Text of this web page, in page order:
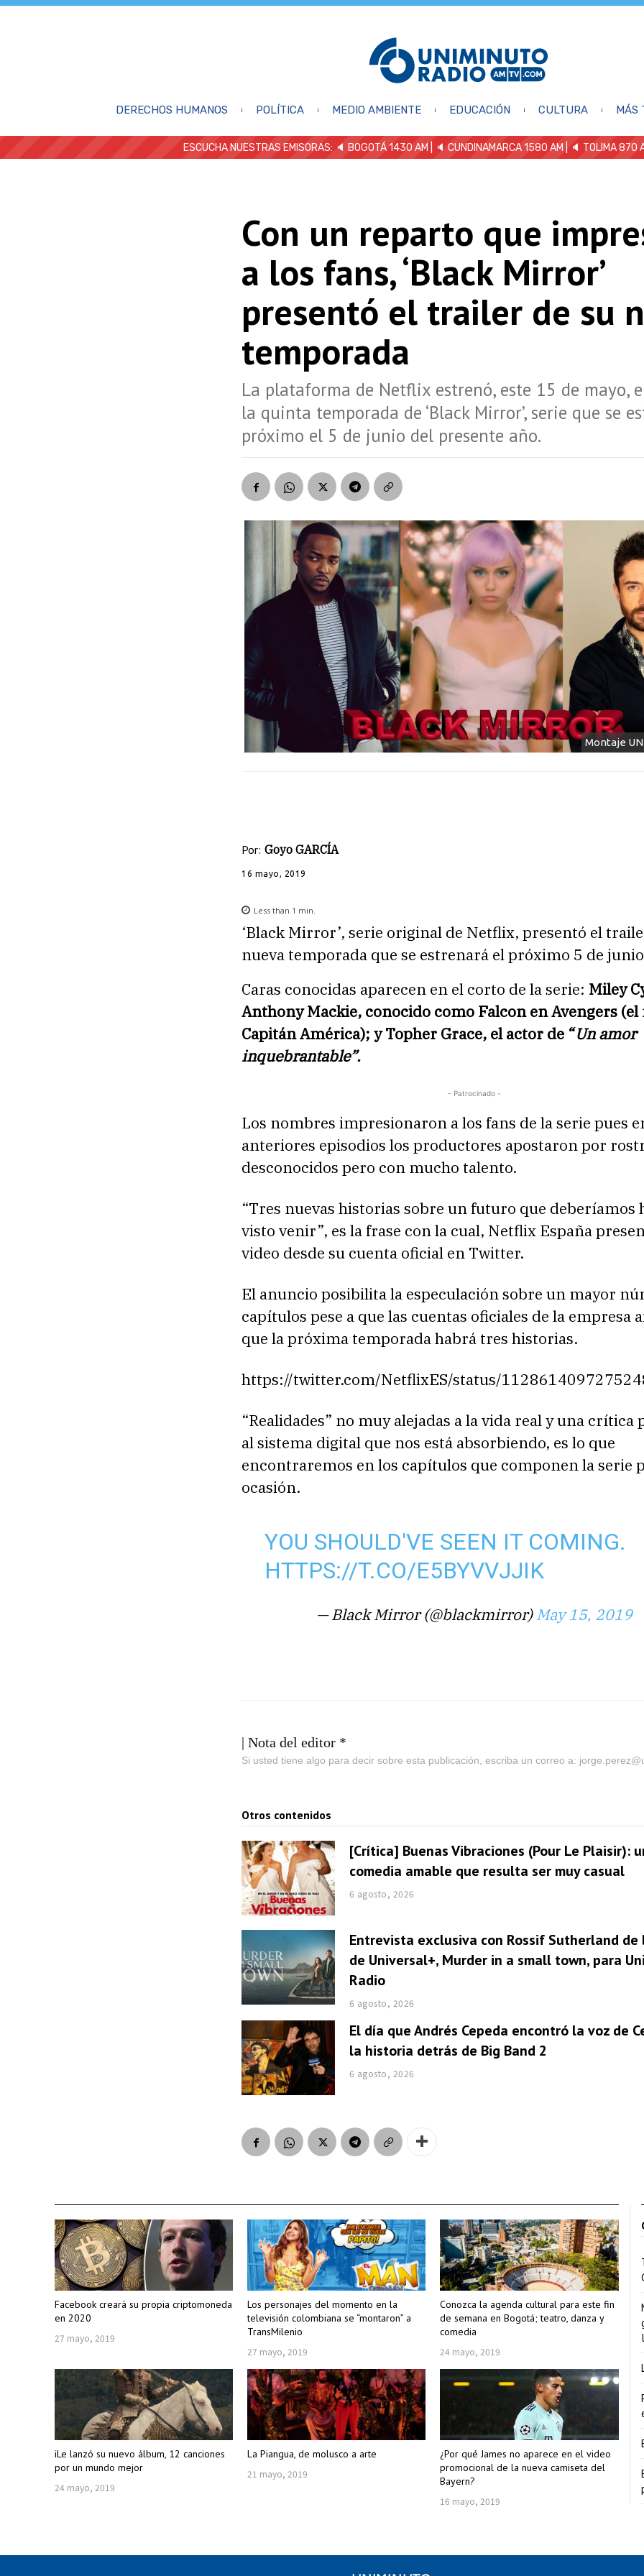
DERECHOS HUMANOS POLÍTICA MEDIO AMBIENTE EDUCACIÓN CULTURA MÁS
ESCUCHA NUESTRAS EMISORAS: 🔈 BOGOTÁ 1430 AM | 🔈 CUNDINAMARCA 1580 AM | 🔈 TOLIMA 870
Con un reparto que
a los fans, ‘Black Mirror’
presentó el trailer de su
temporada
La plataforma de Netflix estrenó, este 15 de mayo,
la quinta temporada de ‘Black Mirror’, serie que se
próximo el 5 de junio del presente año.
Montaje
Por: Goyo GARCÍA
16 mayo, 2019
Less than 1 min.
‘Black Mirror’, serie original de Netflix, presentó el
nueva temporada que se estrenará el próximo 5 de
Caras conocidas aparecen en el corto de la serie: Miley
Anthony Mackie, conocido como Falcon en Avengers (el
Capitán América); y Topher Grace, el actor de “Un amor
inquebrantable”.
- Patrocinado -
Los nombres impresionaron a los fans de la serie pues
anteriores episodios los productores apostaron por
desconocidos pero con mucho talento.
“Tres nuevas historias sobre un futuro que deberíamos
visto venir”, es la frase con la cual, Netflix España
video desde su cuenta oficial en Twitter.
El anuncio posibilita la especulación sobre un mayor
capítulos pese a que las cuentas oficiales de la empresa
que la próxima temporada habrá tres historias.
https://twitter.com/NetflixES/status/
“Realidades” no muy alejadas a la vida real y una crítica
al sistema digital que nos está absorbiendo, es lo que
encontraremos en los capítulos que componen la serie
ocasión.
YOU SHOULD'VE SEEN IT COMING.
HTTPS://T.CO/E5BYVVJJIK
— Black Mirror (@blackmirror)May 15, 2019
| Nota del editor *
Si usted tiene algo para decir sobre esta publicación, escriba un correo a:
Otros contenidos
[Crítica] Buenas Vibraciones (Pour Le Plaisir):
comedia amable que resulta ser muy casual
6 agosto, 2026
Entrevista exclusiva con Rossif Sutherland de
de Universal+, Murder in a small town, para
Radio
6 agosto, 2026
El día que Andrés Cepeda encontró la voz de
la historia detrás de Big Band 2
6 agosto, 2026
Facebook creará su propia criptomoneda
en 2020
27 mayo, 2019
Los personajes del momento en la
televisión colombiana se “montaron” a
TransMilenio
27 mayo, 2019
Conozca la agenda cultural para este fin
de semana en Bogotá; teatro, danza y
comedia
24 mayo, 2019
iLe lanzó su nuevo álbum, 12 canciones
por un mundo mejor
24 mayo, 2019
La Piangua, de molusco a arte
21 mayo, 2019
¿Por qué James no aparece en el video
promocional de la nueva camiseta del
Bayern?
16 mayo, 2019